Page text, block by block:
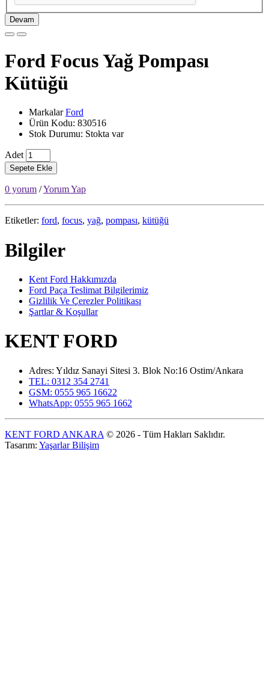
Devam
Ford Focus Yağ Pompası
Kütüğü
MarkalarFord
Ürün Kodu: 830516
Stok Durumu: Stokta var
Adet
Sepete Ekle
0 yorum /Yorum Yap
Etiketler: ford, focus, yağ, pompası, kütüğü
Bilgiler
Kent Ford Hakkımızda
Ford Paça Teslimat Bilgilerimiz
Gizlilik Ve Çerezler Politikası
Şartlar & Koşullar
KENT FORD
Adres: Yıldız Sanayi Sitesi 3. Blok No:16 Ostim/Ankara
TEL: 0312 354 2741
GSM: 0555 965 16622
WhatsApp: 0555 965 1662
KENT FORD ANKARA © 2026 - Tüm Hakları Saklıdır.
Tasarım: Yaşarlar Bilişim